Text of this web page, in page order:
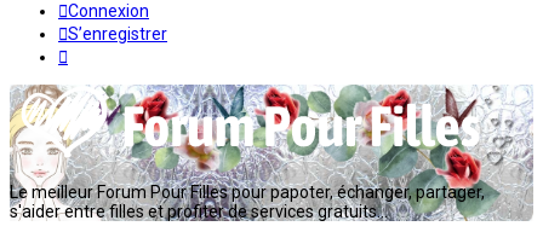
Connexion
S’enregistrer
Le meilleur Forum Pour Filles pour papoter, échanger, partager,
s'aider entre filles et profiter de services gratuits...